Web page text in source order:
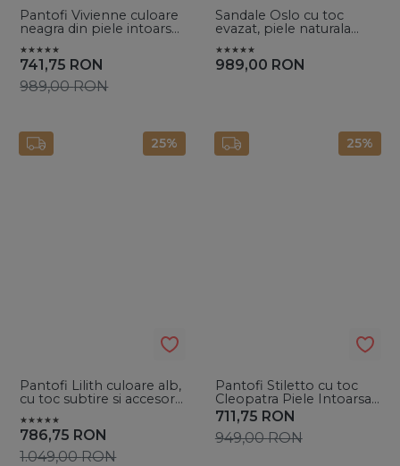
Pantofi Vivienne culoare
neagra din piele intoarsa
741,75 RON
989,00RON
Sandale Oslo cu toc
evazat, piele naturala
989,00 RON
25%
Pantofi Lilith culoare alb,
cu toc subtire si accesorii
786,75 RON
1.049,00RON
25%
Pantofi Stiletto cu toc
Cleopatra Piele Intoarsa
de dama
711,75 RON
949,00RON